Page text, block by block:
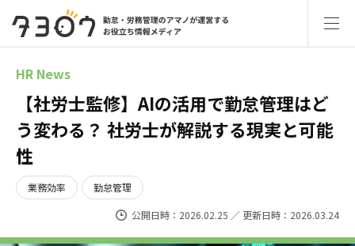
HR News
【社労士監修】AIの活用で勤怠管理はど
う変わる？ 社労士が解説する現実と可能
性
業務効率 勤怠管理
公開日時：2026.02.25 ／ 更新日時：2026.03.24